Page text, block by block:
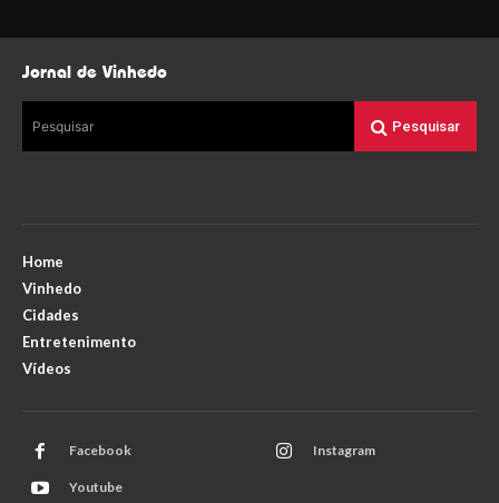
Jornal de Vinhedo
Pesquisar Pesquisar
Home
Vinhedo
Cidades
Entretenimento
Vídeos
Facebook Instagram
Youtube